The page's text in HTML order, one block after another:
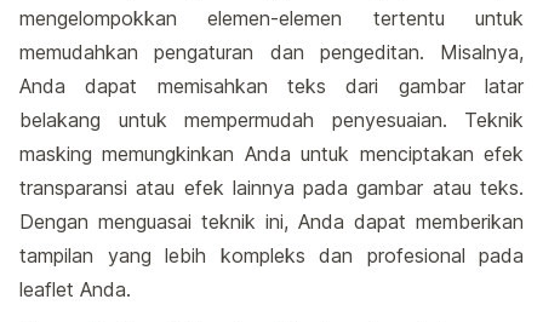
mengelompokkan elemen-elemen tertentu untuk
memudahkan pengaturan dan pengeditan. Misalnya,
Anda dapat memisahkan teks dari gambar latar
belakang untuk mempermudah penyesuaian. Teknik
masking memungkinkan Anda untuk menciptakan efek
transparansi atau efek lainnya pada gambar atau teks.
Dengan menguasai teknik ini, Anda dapat memberikan
tampilan yang lebih kompleks dan profesional pada
leaflet Anda.